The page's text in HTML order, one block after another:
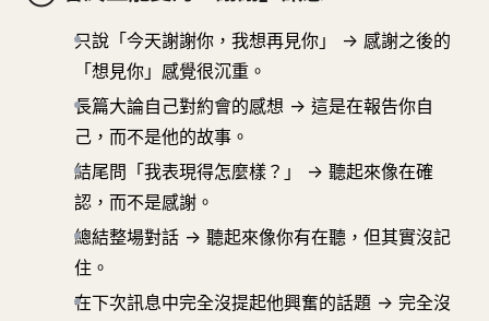
只說「今天謝謝你，我想再見你」 -> 感謝之後的
「想見你」感覺很沉重。
長篇大論自己對約會的感想 -> 這是在報告你自
己，而不是他的故事。
結尾問「我表現得怎麼樣？」 -> 聽起來像在確
認，而不是感謝。
總結整場對話 -> 聽起來像你有在聽，但其實沒記
住。
在下次訊息中完全沒提起他興奮的話題 -> 完全沒